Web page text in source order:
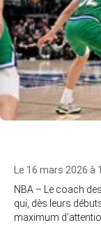
Le 16 mars 2026 à
NBA – Le coach
qui, dès leurs
maximum